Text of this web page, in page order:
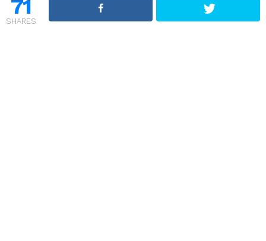
71
SHARES